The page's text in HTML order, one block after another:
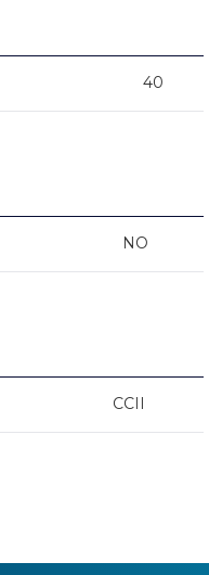
40
NO
CCII